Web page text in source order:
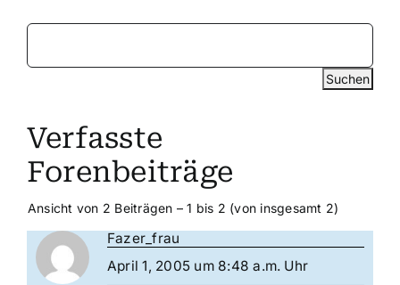
Verfasste
Forenbeiträge
Ansicht von 2 Beiträgen – 1 bis 2 (von insgesamt 2)
Fazer_frau
April 1, 2005 um 8:48 a.m. Uhr